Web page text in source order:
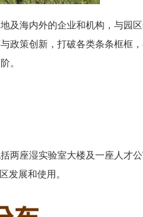
海内外的企业和机构，与园区
政策创新，打破各类条条框框
。
两座湿实验室大楼及一座人才
发展和使用。